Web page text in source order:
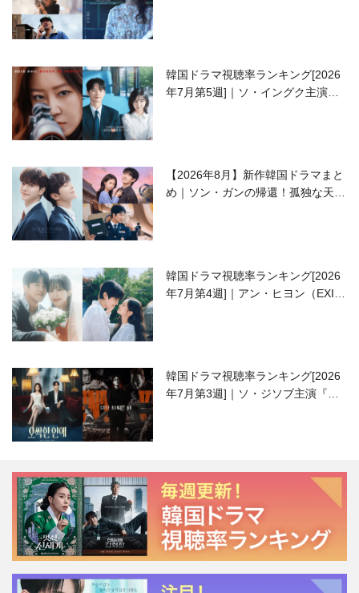
韓国ドラマ視聴率ランキング[2026
年7月第5週]｜ソ・イングク主演の
【2026年8月】新作韓国ドラマまと
め｜ソン・ガンの帰還！孤独な天才
韓国ドラマ視聴率ランキング[2026
年7月第4週]｜アン・ヒヨン（EXID
韓国ドラマ視聴率ランキング[2026
年7月第3週]｜ソ・ジソブ主演『エ